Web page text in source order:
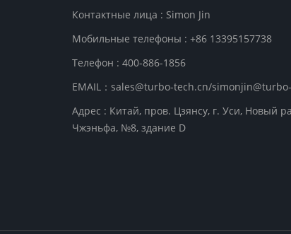
Контактные лица : Simon Jin
Мобильные телефоны : +86 13395157738
Телефон : 400-886-1856
EMAIL：sales@turbo-tech.cn/
Адрес : Китай, пров. Цзянсу, г. Уси, Новый
Чжэньфа, №8, здание D